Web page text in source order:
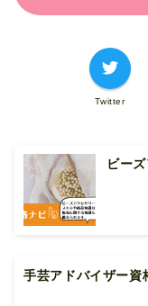
Twitter
ビー
手芸アドバイザー資